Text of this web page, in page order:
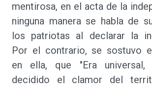
mentirosa, en el acta de la
ninguna manera se habla de
los patriotas al declarar la
Por el contrario, se sostuvo
en ella, que "Era universal,
decidido el clamor del